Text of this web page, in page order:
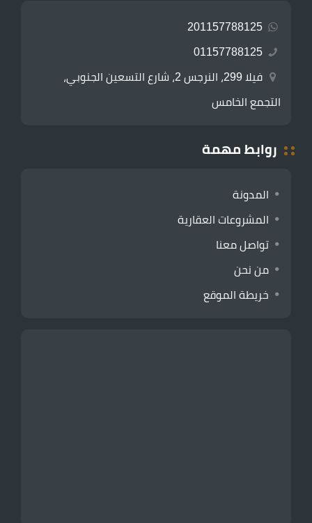
201157788125
01157788125
فيلا 299، النرجس 2، شارع التسعين الجنوبي،
التجمع الخامس
روابط مهمة
المدونة
المشروعات العقارية
تواصل معنا
من نحن
خريطة الموقع